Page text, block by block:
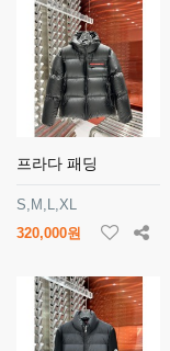
프라다 패딩
S,M,L,XL
320,000원